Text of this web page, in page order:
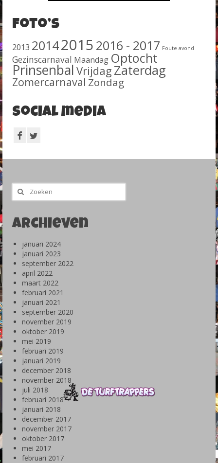
Foto’s
2013 20142015 2016 - 2017 Foute avond
Gezinscarnaval Maandag Optocht
Prinsenbal Vrijdag Zaterdag
Zomercarnaval Zondag
Social media
Zoeken
naar:
Archieven
januari 2024
januari 2023
september 2022
april 2022
maart 2022
februari 2021
januari 2021
september 2020
november 2019
oktober 2019
mei 2019
februari 2019
januari 2019
december 2018
november 2018
juli 2018
februari 2018
januari 2018
december 2017
november 2017
oktober 2017
mei 2017
februari 2017